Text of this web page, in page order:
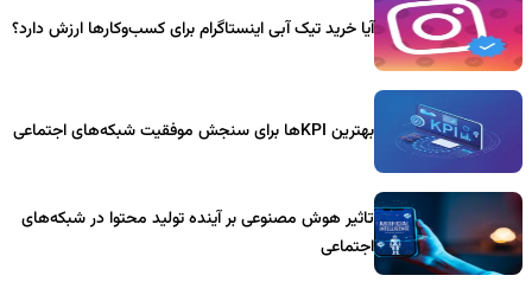
آیا خرید تیک آبی اینستاگرام برای کسب‌وکارها ارزش دارد؟
بهترین KPIها برای سنجش موفقیت شبکه‌های اجتماعی
تاثیر هوش مصنوعی بر آینده تولید محتوا در شبکه‌های
اجتماعی